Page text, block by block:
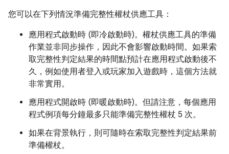
您可以在下列情況準備完整性權杖供應工具：
應用程式啟動時 (即冷啟動時)。權杖供應工具的準備
作業並非同步操作，因此不會影響啟動時間。如果索
取完整性判定結果的時間點預計在應用程式啟動後不
久，例如使用者登入或玩家加入遊戲時，這個方法就
非常實用。
應用程式開啟時 (即暖啟動時)。但請注意，每個應用
程式例項每分鐘最多只能準備完整性權杖 5 次。
如果在背景執行，則可隨時在索取完整性判定結果前
準備權杖。